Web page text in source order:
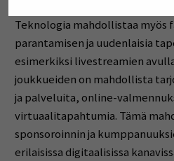
Teknologia mahdollistaa myös
parantamisen ja uudenlaisia
esimerkiksi livestreamien
joukkueiden on mahdollista
ja palveluita, online-
virtuaalitapahtumia. Tämä
sponsoroinnin ja
erilaisissa digitaalisissa